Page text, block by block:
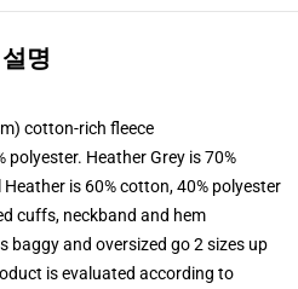
설명
cotton-rich fleece
polyester. Heather Grey is 70%
is 60% cotton, 40% polyester
cuffs, neckband and hem
baggy and oversized go 2 sizes up
is evaluated according to